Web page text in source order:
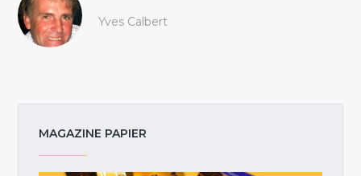
Yves Calbert
MAGAZINE PAPIER